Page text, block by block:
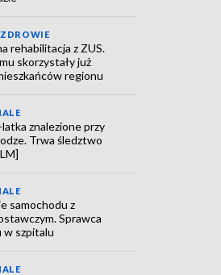
rehabilitacja z ZUS.
skorzystały już
regionu
latka znalezione przy
Trwa śledztwo
samochodu z
Sprawca
w szpitalu